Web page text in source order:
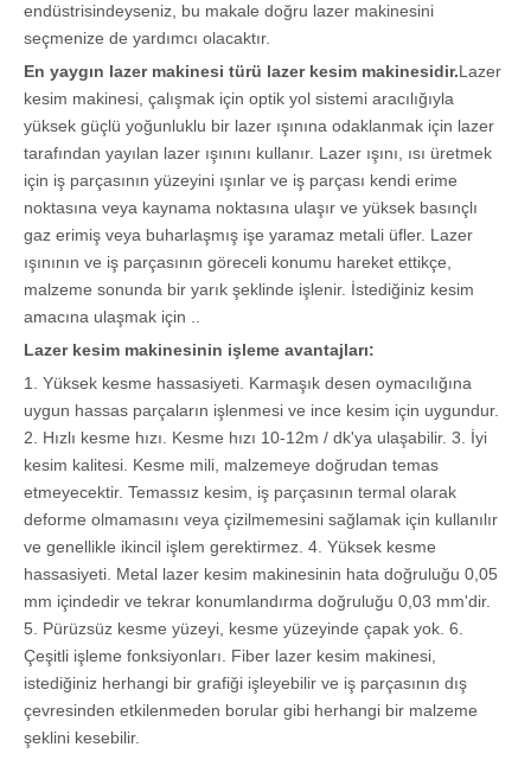
endüstrisindeyseniz, bu makale doğru lazer makinesini
seçmenize de yardımcı olacaktır.
En yaygın lazer makinesi türü lazer kesim makinesidir.Lazer
kesim makinesi, çalışmak için optik yol sistemi aracılığıyla
yüksek güçlü yoğunluklu bir lazer ışınına odaklanmak için lazer
tarafından yayılan lazer ışınını kullanır. Lazer ışını, ısı üretmek
için iş parçasının yüzeyini ışınlar ve iş parçası kendi erime
noktasına veya kaynama noktasına ulaşır ve yüksek basınçlı
gaz erimiş veya buharlaşmış işe yaramaz metali üfler. Lazer
ışınının ve iş parçasının göreceli konumu hareket ettikçe,
malzeme sonunda bir yarık şeklinde işlenir. İstediğiniz kesim
amacına ulaşmak için ..
Lazer kesim makinesinin işleme avantajları:
1. Yüksek kesme hassasiyeti. Karmaşık desen oymacılığına
uygun hassas parçaların işlenmesi ve ince kesim için uygundur.
2. Hızlı kesme hızı. Kesme hızı 10-12m / dk'ya ulaşabilir. 3. İyi
kesim kalitesi. Kesme mili, malzemeye doğrudan temas
etmeyecektir. Temassız kesim, iş parçasının termal olarak
deforme olmamasını veya çizilmemesini sağlamak için kullanılır
ve genellikle ikincil işlem gerektirmez. 4. Yüksek kesme
hassasiyeti. Metal lazer kesim makinesinin hata doğruluğu 0,05
mm içindedir ve tekrar konumlandırma doğruluğu 0,03 mm'dir.
5. Pürüzsüz kesme yüzeyi, kesme yüzeyinde çapak yok. 6.
Çeşitli işleme fonksiyonları. Fiber lazer kesim makinesi,
istediğiniz herhangi bir grafiği işleyebilir ve iş parçasının dış
çevresinden etkilenmeden borular gibi herhangi bir malzeme
şeklini kesebilir.